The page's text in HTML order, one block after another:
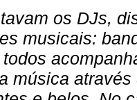
os DJs,
musicais:
música